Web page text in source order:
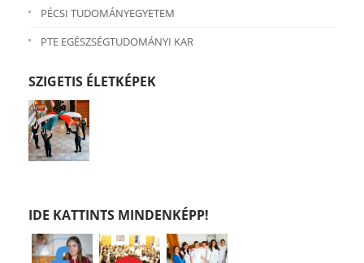
PÉCSI TUDOMÁNYEGYETEM
PTE EGÉSZSÉGTUDOMÁNYI KAR
SZIGETIS ÉLETKÉPEK
IDE KATTINTS MINDENKÉPP!